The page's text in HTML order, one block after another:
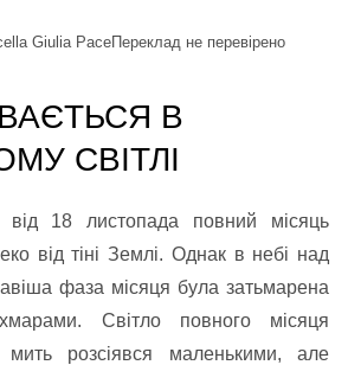
Giulia PaceПереклад не перевірено
В
СВІТЛІ
18 листопада повний місяць
від тіні Землі. Однак в небі над
фаза місяця була затьмарена
Світло повного місяця
розсіявся маленькими, але